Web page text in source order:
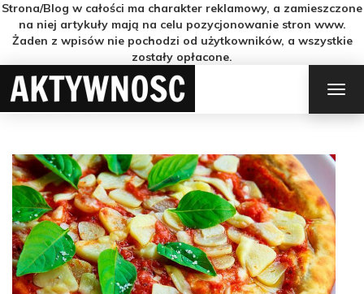
Strona/Blog w całości ma charakter reklamowy, a zamieszczone
na niej artykuły mają na celu pozycjonowanie stron www.
Żaden z wpisów nie pochodzi od użytkowników, a wszystkie
zostały opłacone.